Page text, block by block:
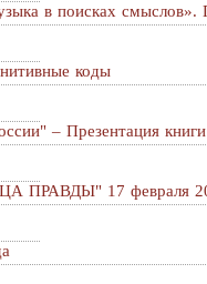
в поисках смыслов».
коды
– Презентация
ПРАВДЫ" 17 февраля